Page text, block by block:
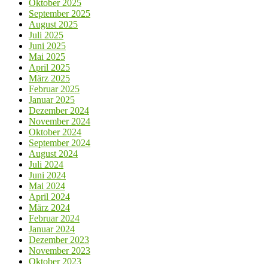
Oktober 2025
September 2025
August 2025
Juli 2025
Juni 2025
Mai 2025
April 2025
März 2025
Februar 2025
Januar 2025
Dezember 2024
November 2024
Oktober 2024
September 2024
August 2024
Juli 2024
Juni 2024
Mai 2024
April 2024
März 2024
Februar 2024
Januar 2024
Dezember 2023
November 2023
Oktober 2023